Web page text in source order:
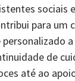
sociais
para um
de
até ao